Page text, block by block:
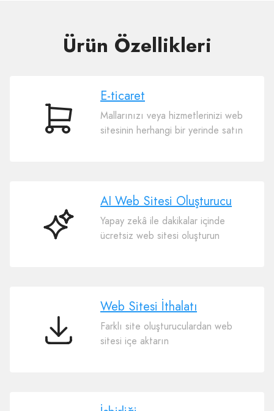
Ürün Özellikleri
E-
E-ticaret
Mallarınızı veya hizmetlerinizi web
sitesinin herhangi bir yerinde satın
AI
AI Web Sitesi Oluşturucu
Yapay zekâ ile dakikalar içinde
ücretsiz web sitesi oluşturun
Web
Web Sitesi İthalatı
Farklı site oluşturuculardan web
sitesi içe aktarın